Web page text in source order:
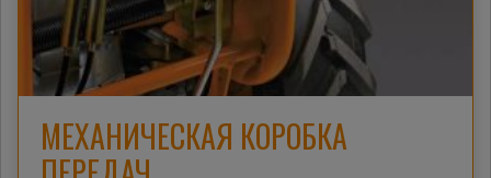
МЕХАНИЧЕСКАЯ КОРОБКА